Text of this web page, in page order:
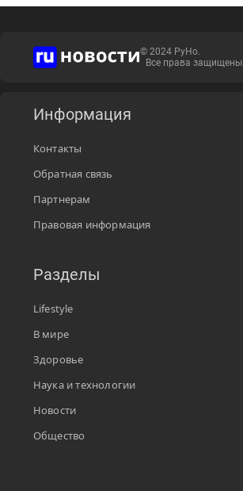
© 2024 РуНо.
Все права защищены
Информация
Контакты
Обратная связь
Партнерам
Правовая информация
Разделы
Lifestyle
В мире
Здоровье
Наука и технологии
Новости
Общество